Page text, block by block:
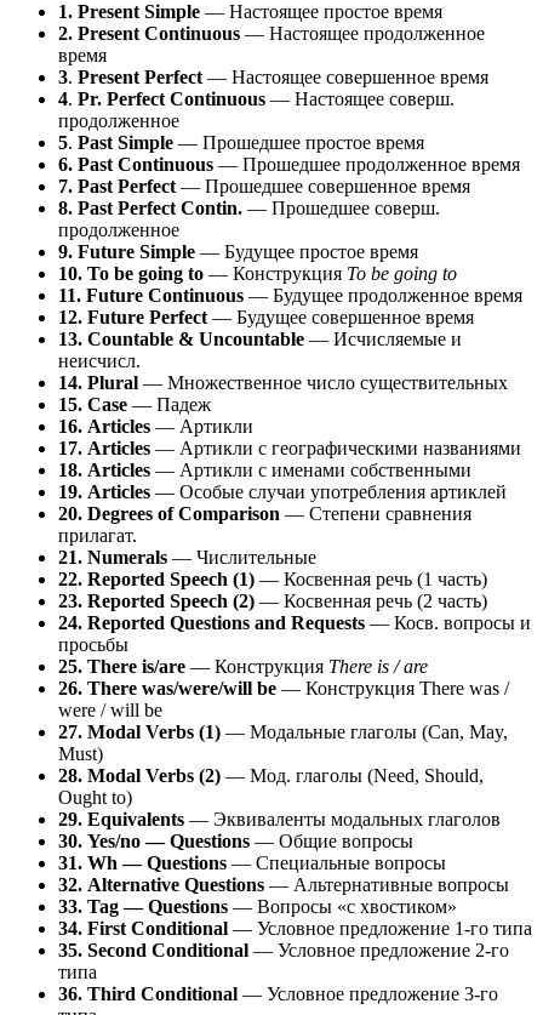
1. Present Simple — Настоящее простое время
2. Present Continuous — Настоящее продолженное
время
3. Present Perfect— Настоящее совершенное время
4. Pr. Perfect Continuous — Настоящее соверш.
продолженное
5. Past Simple — Прошедшее простое время
6. Past Continuous — Прошедшее продолженное время
7. Past Perfect— Прошедшее совершенное время
8. Past Perfect Contin. — Прошедшее соверш.
продолженное
9. Future Simple — Будущее простое время
10. To be going to — Конструкция To be going to
11. Future Continuous — Будущее продолженное время
12. Future Perfect— Будущее совершенное время
13. Countable & Uncountable — Исчисляемые и
неисчисл.
14. Plural — Множественное число существительных
15. Case — Падеж
16. Articles — Артикли
17. Articles — Артикли с географическими названиями
18. Articles — Артикли с именами собственными
19. Articles — Особые случаи употребления артиклей
20. Degrees of Comparison — Степени сравнения
прилагат.
21. Numerals — Числительные
22. Reported Speech (1) — Косвенная речь (1 часть)
23. Reported Speech (2) — Косвенная речь (2 часть)
24. Reported Questions and Requests — Косв. вопросы и
просьбы
25. There is/are — Конструкция There is / are
26. There was/were/will be — Конструкция There was /
were / will be
27. Modal Verbs (1) — Модальные глаголы (Can, May,
Must)
28. Modal Verbs (2) — Мод. глаголы (Need, Should,
Ought to)
29. Equivalents — Эквиваленты модальных глаголов
30. Yes/no — Questions — Общие вопросы
31. Wh — Questions — Специальные вопросы
32. Alternative Questions — Альтернативные вопросы
33. Tag — Questions — Вопросы «с хвостиком»
34. First Conditional — Условное предложение 1-го типа
35. Second Conditional — Условное предложение 2-го
типа
36. Third Conditional — Условное предложение 3-го